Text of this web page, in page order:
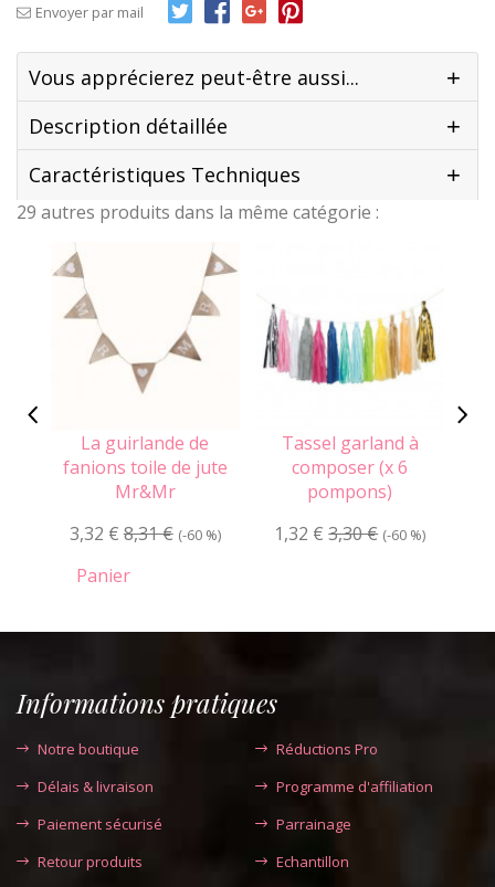
Envoyer par mail
Vous apprécierez peut-être aussi...
Description détaillée
Caractéristiques Techniques
29 autres produits dans la même catégorie :
La guirlande de
fanions toile de jute
Mr&Mr
3,32 € 8,31 € (-60 %)
Panier
Tassel garland à
composer (x 6
pompons)
1,32 € 3,30 € (-60 %)
Informations pratiques
Notre boutique
Délais & livraison
Paiement sécurisé
Retour produits
Réductions Pro
Programme d'affiliation
Parrainage
Echantillon